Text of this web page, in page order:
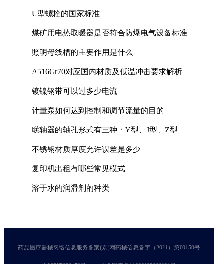
U型螺栓的国家标准
煤矿用电热取暖器是否符合防爆电气设备标准
照明母线槽的主要作用是什么
A516Gr70对应国内材质及低温冲击要求解析
镀镍钢带可以过多少电流
计量泵如何达到控制和调节流量的目的
联轴器的轴孔形式有三种：Y型、J型、Z型
不锈钢材质厚度允许误差是多少
复印机出租有哪些常见模式
溶于水的润滑剂的种类
药品医疗器械网络信息服务备案(京)网药械信息备字（2021）第00159号